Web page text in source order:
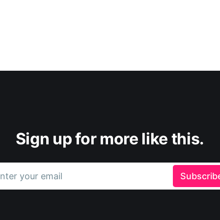
Sign up for more like this.
your email